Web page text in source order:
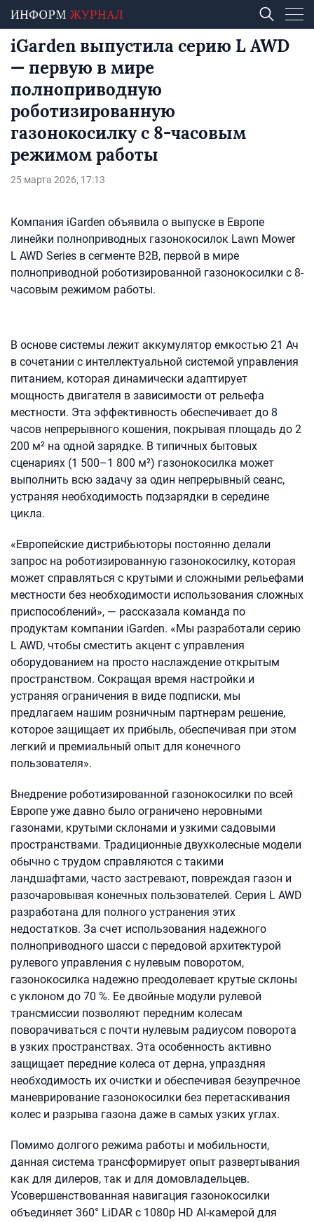
iGarden выпустила серию L AWD
— первую в мире
полноприводную
роботизированную
газонокосилку с 8-часовым
режимом работы
25 марта 2026, 17:13
Компания iGarden объявила о выпуске в Европе
линейки полноприводных газонокосилок Lawn Mower
L AWD Series в сегменте B2B, первой в мире
полноприводной роботизированной газонокосилки с 8-
часовым режимом работы.
В основе системы лежит аккумулятор емкостью 21 Ач
в сочетании с интеллектуальной системой управления
питанием, которая динамически адаптирует
мощность двигателя в зависимости от рельефа
местности. Эта эффективность обеспечивает до 8
часов непрерывного кошения, покрывая площадь до 2
200 м² на одной зарядке. В типичных бытовых
сценариях (1 500–1 800 м²) газонокосилка может
выполнить всю задачу за один непрерывный сеанс,
устраняя необходимость подзарядки в середине
цикла.
«Европейские дистрибьюторы постоянно делали
запрос на роботизированную газонокосилку, которая
может справляться с крутыми и сложными рельефами
местности без необходимости использования сложных
приспособлений», — рассказала команда по
продуктам компании iGarden. «Мы разработали серию
L AWD, чтобы сместить акцент с управления
оборудованием на просто наслаждение открытым
пространством. Сокращая время настройки и
устраняя ограничения в виде подписки, мы
предлагаем нашим розничным партнерам решение,
которое защищает их прибыль, обеспечивая при этом
легкий и премиальный опыт для конечного
пользователя».
Внедрение роботизированной газонокосилки по всей
Европе уже давно было ограничено неровными
газонами, крутыми склонами и узкими садовыми
пространствами. Традиционные двухколесные модели
обычно с трудом справляются с такими
ландшафтами, часто застревают, повреждая газон и
разочаровывая конечных пользователей. Серия L AWD
разработана для полного устранения этих
недостатков. За счет использования надежного
полноприводного шасси с передовой архитектурой
рулевого управления с нулевым поворотом,
газонокосилка надежно преодолевает крутые склоны
с уклоном до 70 %. Ее двойные модули рулевой
трансмиссии позволяют передним колесам
поворачиваться с почти нулевым радиусом поворота
в узких пространствах. Эта особенность активно
защищает передние колеса от дерна, упраздняя
необходимость их очистки и обеспечивая безупречное
маневрирование газонокосилки без перетаскивания
колес и разрыва газона даже в самых узких углах.
Помимо долгого режима работы и мобильности,
данная система трансформирует опыт развертывания
как для дилеров, так и для домовладельцев.
Усовершенствованная навигация газонокосилки
объединяет 360° LiDAR с 1080p HD AI-камерой для